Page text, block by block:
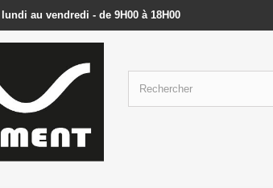
au vendredi - de 9H00 à 18H00